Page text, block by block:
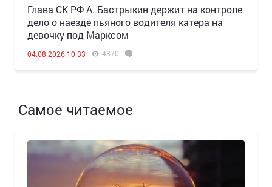
Глава СК РФ А. Бастрыкин держит на контроле
дело о наезде пьяного водителя катера на
девочку под Марксом
04.08.2026 10:33 4370
Самое читаемое